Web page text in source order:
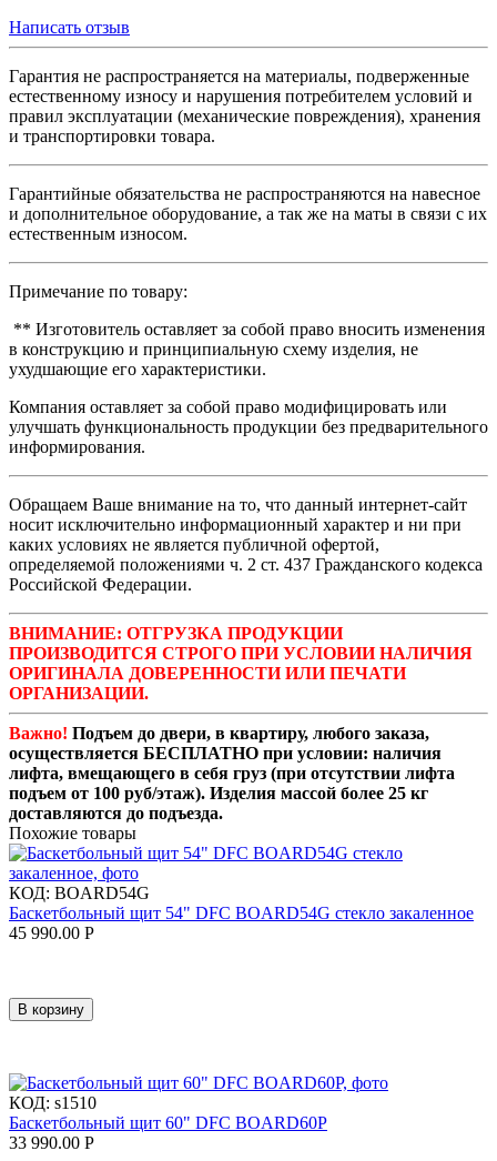
Написать отзыв
Гарантия не распространяется на материалы, подверженные
естественному износу и нарушения потребителем условий и
правил эксплуатации (механические повреждения), хранения
и транспортировки товара.
Гарантийные обязательства не распространяются на навесное
и дополнительное оборудование, а так же на маты в связи с их
естественным износом.
Примечание по товару:
** Изготовитель оставляет за собой право вносить изменения
в конструкцию и принципиальную схему изделия, не
ухудшающие его характеристики.
Компания оставляет за собой право модифицировать или
улучшать функциональность продукции без предварительного
информирования.
Обращаем Ваше внимание на то, что данный интернет-сайт
носит исключительно информационный характер и ни при
каких условиях не является публичной офертой,
определяемой положениями ч. 2 ст. 437 Гражданского кодекса
Российской Федерации.
ВНИМАНИЕ: ОТГРУЗКА ПРОДУКЦИИ
ПРОИЗВОДИТСЯ СТРОГО ПРИ УСЛОВИИ НАЛИЧИЯ
ОРИГИНАЛА ДОВЕРЕННОСТИ ИЛИ ПЕЧАТИ
ОРГАНИЗАЦИИ.
Важно! Подъем до двери, в квартиру, любого заказа,
осуществляется БЕСПЛАТНО при условии: наличия
лифта, вмещающего в себя груз (при отсутствии лифта
подъем от 100 руб/этаж). Изделия массой более 25 кг
доставляются до подъезда.
Похожие товары
КОД: BOARD54G
Баскетбольный щит 54" DFC BOARD54G стекло закаленное
45 990.00 Р
В корзину
КОД: s1510
Баскетбольный щит 60" DFC BOARD60P
33 990.00 Р